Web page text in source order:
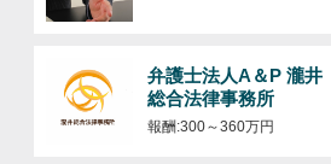
ド）対応の弁護士/韓国
語必須/経験年数・年齢
不問！
弁護士法人A＆P 瀧井
総合法律事務所
報酬:300～360万円